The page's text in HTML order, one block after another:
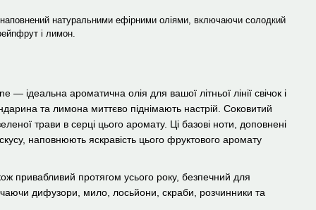
натуральними ефірними оліями, включаючи солодкий
і лимон.
ідеальна ароматична олія для вашої літньої лінії свічок і
та лимона миттєво піднімають настрій. Соковитий
трави в серці цього аромату. Ці базові ноти, доповнені
наповнюють яскравість цього фруктового аромату
привабливий протягом усього року, безпечний для
дифузори, мило, лосьйони, скраби, розчинники та